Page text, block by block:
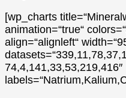
[wp_charts
animation=“true“
align=“alignleft“
74,4,141,33,53,219,416″